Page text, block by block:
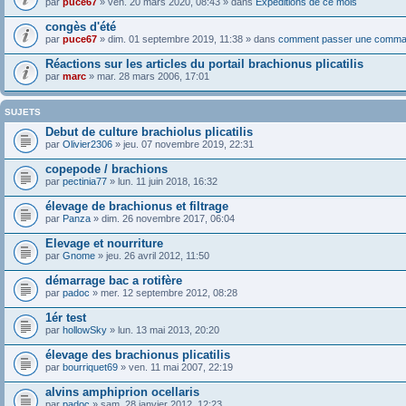
congès d'été
par puce67 » dim. 01 septembre 2019, 11:38 » dans comment passer une
Réactions sur les articles du portail brachionus plicatilis
par marc » mar. 28 mars 2006, 17:01
SUJETS
Debut de culture brachiolus plicatilis
par Olivier2306 » jeu. 07 novembre 2019, 22:31
copepode / brachions
par pectinia77 » lun. 11 juin 2018, 16:32
élevage de brachionus et filtrage
par Panza » dim. 26 novembre 2017, 06:04
Elevage et nourriture
par Gnome » jeu. 26 avril 2012, 11:50
démarrage bac a rotifère
par padoc » mer. 12 septembre 2012, 08:28
1ér test
par hollowSky » lun. 13 mai 2013, 20:20
élevage des brachionus plicatilis
par bourriquet69 » ven. 11 mai 2007, 22:19
alvins amphiprion ocellaris
par padoc » sam. 28 janvier 2012, 12:23